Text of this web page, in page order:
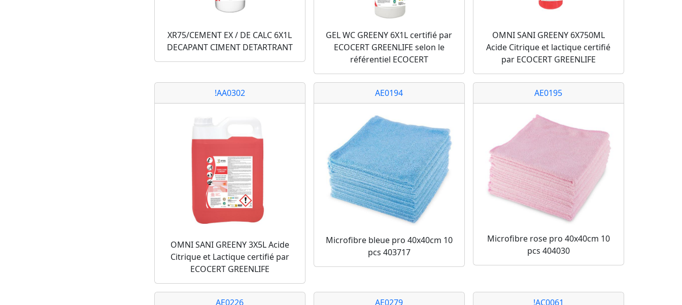
XR75/CEMENT EX / DE CALC 6X1L
DECAPANT CIMENT DETARTRANT
GEL WC GREENY 6X1L certifié par
ECOCERT GREENLIFE selon le
référentiel ECOCERT
OMNI SANI GREENY 6X750ML
Acide Citrique et lactique certifié
par ECOCERT GREENLIFE
!AA0302
OMNI SANI GREENY 3X5L Acide
Citrique et Lactique certifié par
ECOCERT GREENLIFE
AE0194
Microfibre bleue pro 40x40cm 10
pcs 403717
AE0195
Microfibre rose pro 40x40cm 10
pcs 404030
AE0226 AE0279 !AC0061